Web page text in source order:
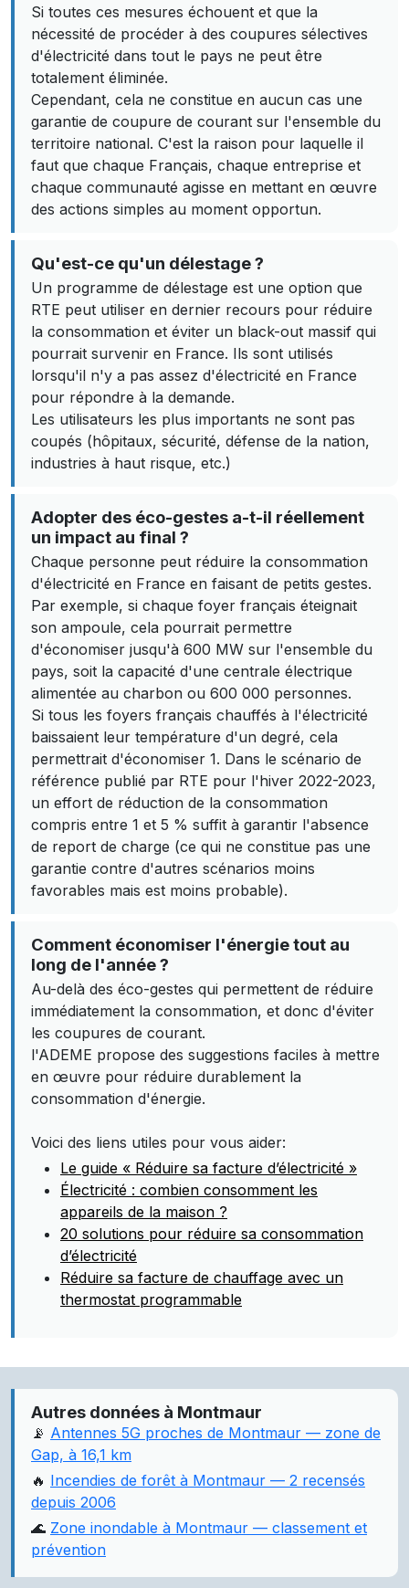
Si toutes ces mesures échouent et que la
nécessité de procéder à des coupures sélectives
d'électricité dans tout le pays ne peut être
totalement éliminée.
Cependant, cela ne constitue en aucun cas une
garantie de coupure de courant sur l'ensemble du
territoire national. C'est la raison pour laquelle il
faut que chaque Français, chaque entreprise et
chaque communauté agisse en mettant en œuvre
des actions simples au moment opportun.
Qu'est-ce qu'un délestage ?
Un programme de délestage est une option que
RTE peut utiliser en dernier recours pour réduire
la consommation et éviter un black-out massif qui
pourrait survenir en France. Ils sont utilisés
lorsqu'il n'y a pas assez d'électricité en France
pour répondre à la demande.
Les utilisateurs les plus importants ne sont pas
coupés (hôpitaux, sécurité, défense de la nation,
industries à haut risque, etc.)
Adopter des éco-gestes a-t-il réellement
un impact au final ?
Chaque personne peut réduire la consommation
d'électricité en France en faisant de petits gestes.
Par exemple, si chaque foyer français éteignait
son ampoule, cela pourrait permettre
d'économiser jusqu'à 600 MW sur l'ensemble du
pays, soit la capacité d'une centrale électrique
alimentée au charbon ou 600 000 personnes.
Si tous les foyers français chauffés à l'électricité
baissaient leur température d'un degré, cela
permettrait d'économiser 1. Dans le scénario de
référence publié par RTE pour l'hiver 2022-2023,
un effort de réduction de la consommation
compris entre 1 et 5 % suffit à garantir l'absence
de report de charge (ce qui ne constitue pas une
garantie contre d'autres scénarios moins
favorables mais est moins probable).
Comment économiser l'énergie tout au
long de l'année ?
Au-delà des éco-gestes qui permettent de réduire
immédiatement la consommation, et donc d'éviter
les coupures de courant.
l'ADEME propose des suggestions faciles à mettre
en œuvre pour réduire durablement la
consommation d'énergie.
Voici des liens utiles pour vous aider:
Le guide « Réduire sa facture d’électricité »
Électricité : combien consomment les
appareils de la maison ?
20 solutions pour réduire sa consommation
d’électricité
Réduire sa facture de chauffage avec un
thermostat programmable
Autres données à Montmaur
📡 Antennes 5G proches de Montmaur — zone de
Gap, à 16,1 km
🔥 Incendies de forêt à Montmaur — 2 recensés
depuis 2006
🌊 Zone inondable à Montmaur — classement et
prévention